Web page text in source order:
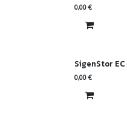
0,00€
SigenStor EC
0,00€